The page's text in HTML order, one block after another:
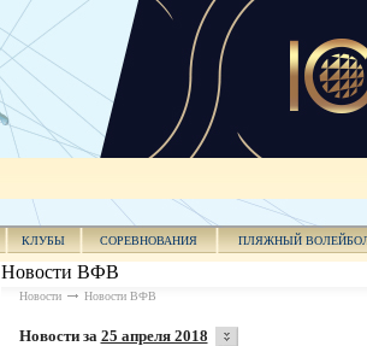
КЛУБЫ СОРЕВНОВАНИЯ ПЛЯЖНЫЙ
Новости ВФВ
Новости Новости ВФВ
Новости за 25 апреля 2018